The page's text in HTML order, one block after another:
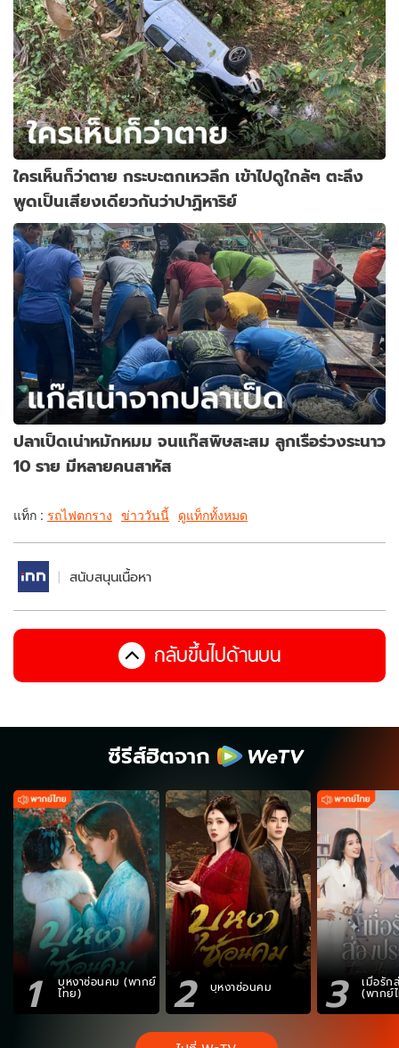
ใครเห็นก็ว่าตาย กระบะตกเหวลึก เข้าไปดูใกล้ๆ ตะลึง
พูดเป็นเสียงเดียวกันว่าปาฏิหาริย์
ปลาเป็ดเน่าหมักหมม จนแก๊สพิษสะสม ลูกเรือร่วงระนาว
10 ราย มีหลายคนสาหัส
แท็ก : รถไฟตกราง ข่าววันนี้ ดูแท็กทั้งหมด
สนับสนุนเนื้อหา
กลับขึ้นไปด้านบน
ซีรีส์ฮิตจาก
1 บุหงาซ่อนคม (พากย์
ไทย) 2 บุหงาซ่อนคม 3 เมื่อรัก
(พากย์